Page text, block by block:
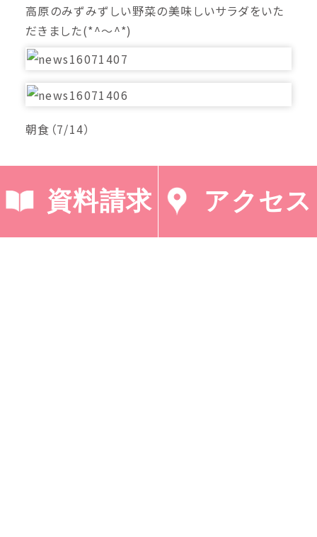
資料請求 アクセス
高原のみずみずしい野菜の美味しいサラダをいた
だきました(*^～^*)
朝食（7/14）